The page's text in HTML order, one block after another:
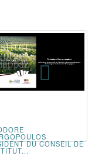
DU CONSEIL DE